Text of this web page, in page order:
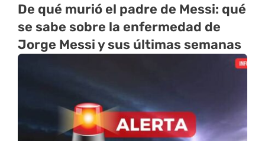
De qué murió el padre de Messi: qué
se sabe sobre la enfermedad de
Jorge Messi y sus últimas semanas